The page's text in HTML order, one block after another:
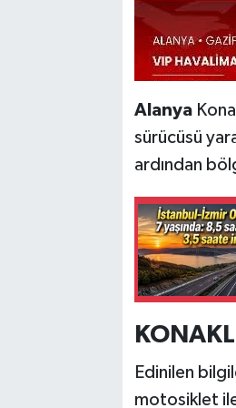
Alanya
sürücüsü
ardından
Edinilen
motosiklet